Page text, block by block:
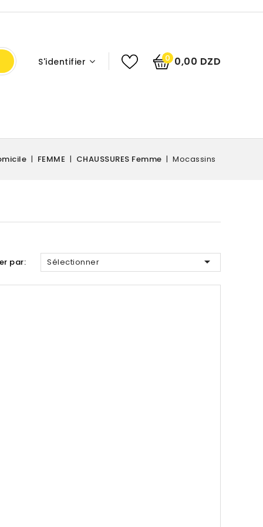
0 0,00 DZD
S'identifier
FEMME CHAUSSURES Femme Mocassins
par: Sélectionner 